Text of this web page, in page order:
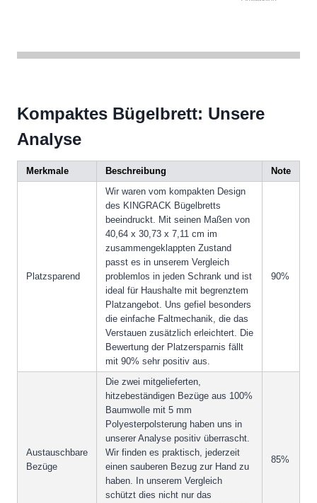
Kompaktes Bügelbrett: Unsere
Analyse
Merkmale Beschreibung Note
Platzsparend
Wir waren vom kompakten Design
des KINGRACK Bügelbretts
beeindruckt. Mit seinen Maßen von
40,64 x 30,73 x 7,11 cm im
zusammengeklappten Zustand
passt es in unserem Vergleich
problemlos in jeden Schrank und ist
ideal für Haushalte mit begrenztem
Platzangebot. Uns gefiel besonders
die einfache Faltmechanik, die das
Verstauen zusätzlich erleichtert. Die
Bewertung der Platzersparnis fällt
mit 90% sehr positiv aus.
90%
Austauschbare
Bezüge
Die zwei mitgelieferten,
hitzebeständigen Bezüge aus 100%
Baumwolle mit 5 mm
Polyesterpolsterung haben uns in
unserer Analyse positiv überrascht.
Wir finden es praktisch, jederzeit
einen sauberen Bezug zur Hand zu
haben. In unserem Vergleich
schützt dies nicht nur das
85%